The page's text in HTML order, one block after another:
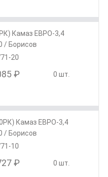
Камаз ЕВРО-3,4
/ Борисов
20
₽ 0 шт.
Камаз ЕВРО-3,4
/ Борисов
10
₽ 0 шт.